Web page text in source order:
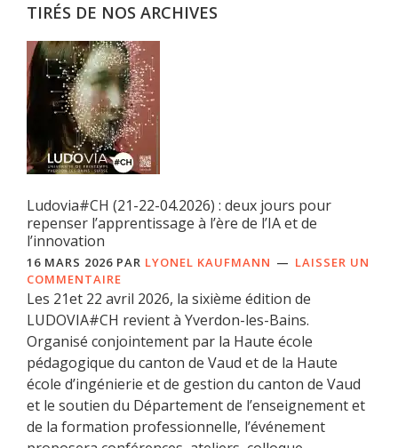
TIRÉS DE NOS ARCHIVES
Ludovia#CH (21-22-04.2026) : deux jours pour
repenser l’apprentissage à l’ère de l’IA et de
l’innovation
16 MARS 2026 PAR LYONEL KAUFMANN
LAISSER UN
COMMENTAIRE
Les 21et 22 avril 2026, la sixième édition de
LUDOVIA#CH revient à Yverdon-les-Bains.
Organisé conjointement par la Haute école
pédagogique du canton de Vaud et de la Haute
école d’ingénierie et de gestion du canton de Vaud
et le soutien du Département de l’enseignement et
de la formation professionnelle, l’événement